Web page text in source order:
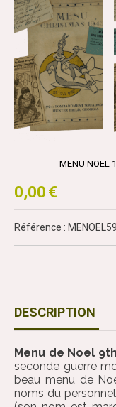
MENU NOEL
0,00 €
Référence :
DESCRIPTION
Menu de Noel
seconde guerre
beau menu de
noms du